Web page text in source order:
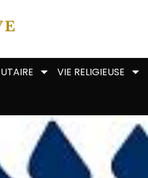
VIE RELIGIEUSE